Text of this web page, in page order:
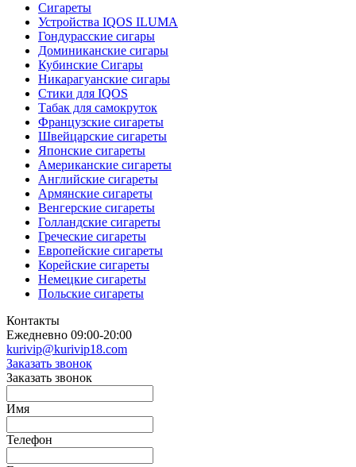
Сигареты
Устройства IQOS ILUMA
Гондурасские сигары
Доминиканские сигары
Кубинские Сигары
Никарагуанские сигары
Стики для IQOS
Табак для самокруток
Французские сигареты
Швейцарские сигареты
Японские сигареты
Американские сигареты
Английские сигареты
Армянские сигареты
Венгерские сигареты
Голландские сигареты
Греческие сигареты
Европейские сигареты
Корейские сигареты
Немецкие сигареты
Польские сигареты
Контакты
Ежедневно 09:00-20:00
kurivip@kurivip18.com
Заказать звонок
Заказать звонок
Имя
Телефон